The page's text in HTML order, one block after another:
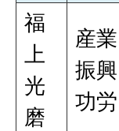
福
上
光
磨
産業
振興
功労